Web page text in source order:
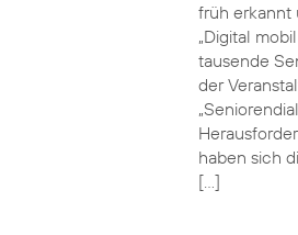
früh erkannt
„Digital
tausende
der
haben sich
[…]